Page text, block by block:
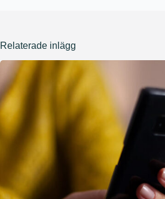
Relaterade inlägg